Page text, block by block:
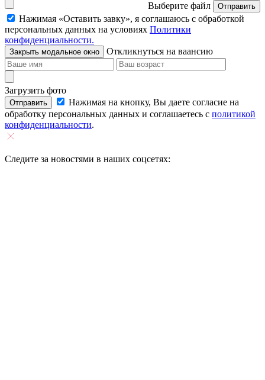
Выберите файл
Отправить
Нажимая «Оставить завку», я соглашаюсь c обработкой
персональных данных на условиях Политики
конфиденциальности.
Закрыть модальное окно Откликнуться на ваансию
Загрузить фото
Отправить
Нажимая на кнопку, Вы даете согласие на
обработку персональных данных и соглашаетесь c политикой
конфиденциальности.
Следите за новостями в наших соцсетях: